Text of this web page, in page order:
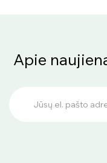
Apie